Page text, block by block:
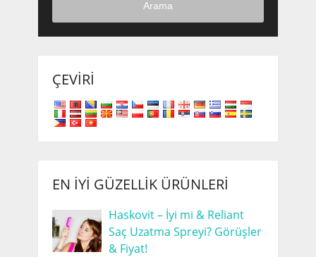
Arama
ÇEVIRI
EN İYI GÜZELLIK ÜRÜNLERI
Haskovit – İyi mi & Reliant
Saç Uzatma Spreyi? Görüşler
& Fiyat!